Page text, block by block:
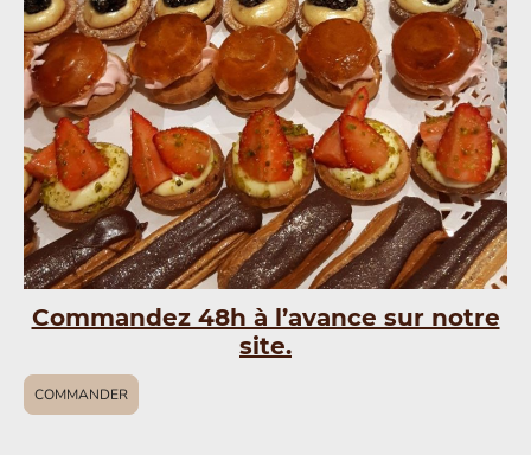
Commandez 48h à l’avance sur notre
site.
COMMANDER